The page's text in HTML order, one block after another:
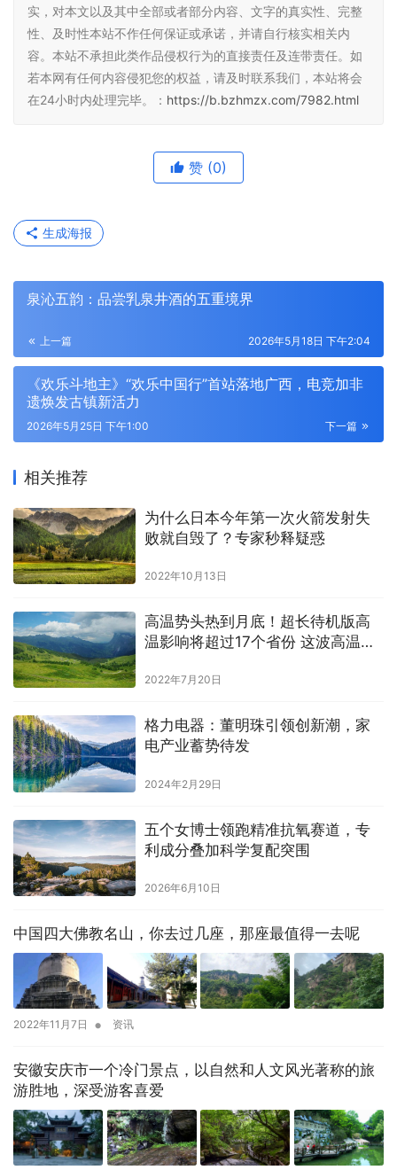
实，对本文以及其中全部或者部分内容、文字的真实性、完整
性、及时性本站不作任何保证或承诺，并请自行核实相关内
容。本站不承担此类作品侵权行为的直接责任及连带责任。如
若本网有任何内容侵犯您的权益，请及时联系我们，本站将会
在24小时内处理完毕。： https://b.bzhmzx.com/7982.html
赞 (0)
生成海报
泉沁五韵：品尝乳泉井酒的五重境界
上一篇 2026年5月18日 下午2:04
《欢乐斗地主》“欢乐中国行”首站落地广西，电竞加非
遗焕发古镇新活力
下一篇
2026年5月25日 下午1:00
相关推荐
为什么日本今年第一次火箭发射失
败就自毁了？专家秒释疑惑
2022年10月13日
高温势头热到月底！超长待机版高
温影响将超过17个省份 这波高温到
2022年7月20日
格力电器：董明珠引领创新潮，家
电产业蓄势待发
2024年2月29日
五个女博士领跑精准抗氧赛道，专
利成分叠加科学复配突围
2026年6月10日
中国四大佛教名山，你去过几座，那座最值得一去呢
2022年11月7日 • 资讯
安徽安庆市一个冷门景点，以自然和人文风光著称的旅
游胜地，深受游客喜爱